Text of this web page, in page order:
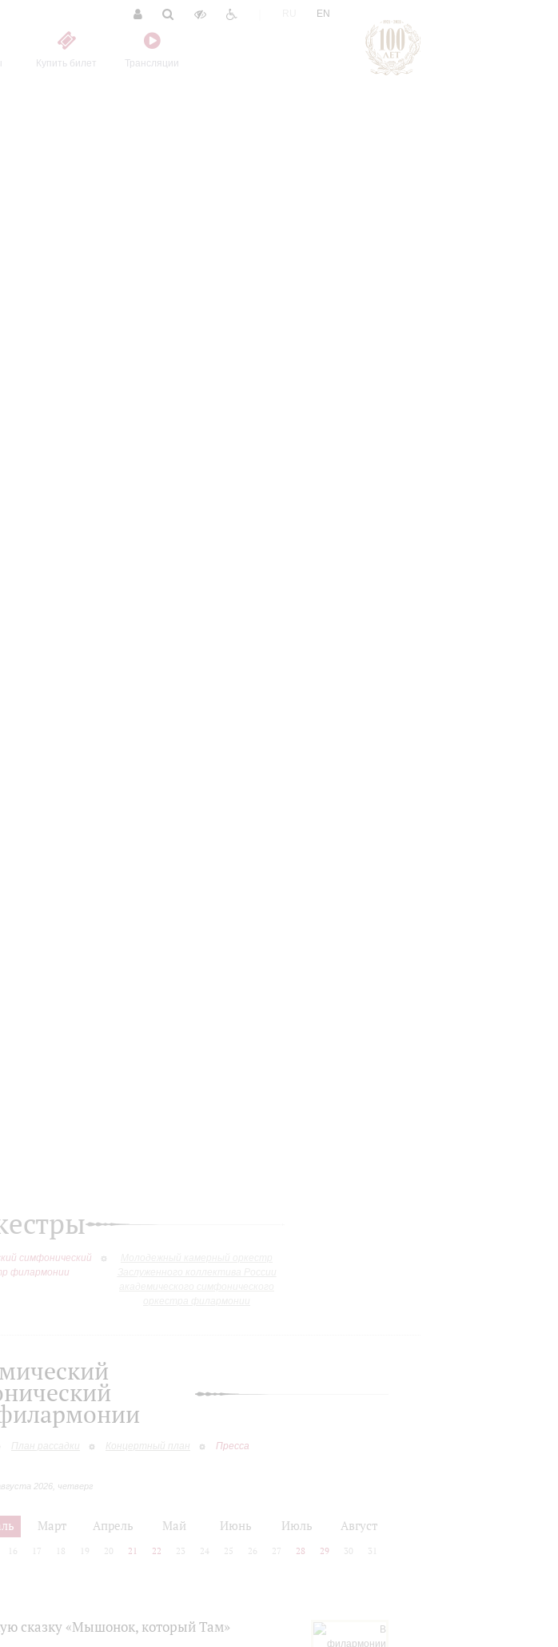
Купить билет Трансляции
EN
симфонический
филармонии
План рассадки Концертный план Пресса
2026, четверг
Март Апрель Май Июнь Июль Август
16 17 18 19 20 21 22 23 24 25 26 27 28 29 30 31
сказку «Мышонок, который Там»